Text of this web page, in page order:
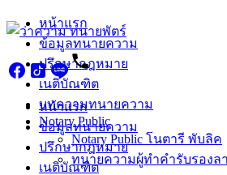
Skip
to
content
หน้าแรก
ข้อมูลทนายความ
ปรึกษากฎหมาย
เนติบัณฑิต
หน้าแรก
ข้อมูลทนายความ
ปรึกษากฎหมาย
เนติบัณฑิต
บทความทนายความ
Notary Public
Notary Public โนตารี พับลิค
ทนายความผู้ทำคำรับรองล